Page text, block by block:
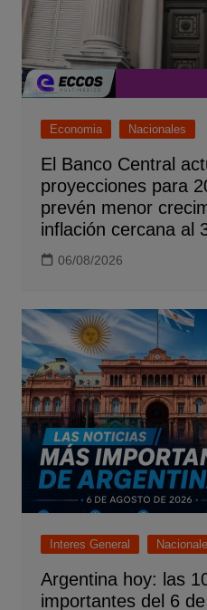
Economia Nacionales
El Banco Central
proyecciones para
prevén menor
inflación cercana al
06/08/2026
Interes General
Argentina hoy: las
importantes del 6